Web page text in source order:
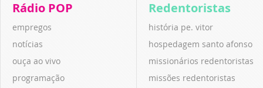
Rádio POP
empregos
notícias
ouça ao vivo
programação
Redentoristas
história pe. vitor
hospedagem santo afonso
missionários redentoristas
missões redentoristas